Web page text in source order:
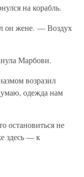
на корабль.
он жене. — Воздух
Марбови.
возразил
одежда нам
остановиться не
здесь — к